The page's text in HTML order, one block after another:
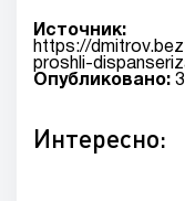
Источник:
https://
proshli-
Опубликовано:
Интересно: